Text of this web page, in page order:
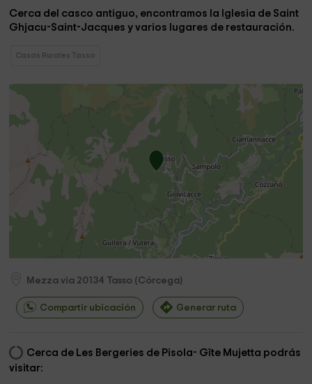
Cerca del casco antiguo, encontramos la Iglesia de Saint
Ghjacu-Saint-Jacquesy varios lugares de restauración.
Casas Rurales Tasso
Mezza via 20134 Tasso (Córcega)
Compartir ubicación Generar ruta
Cerca de Les Bergeries de Pisola- Gîte Mujetta podrás
visitar: